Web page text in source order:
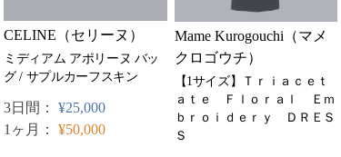
CELINE（セリーヌ）
ミディアム アポリーヌ バッ
グ / サプルカーフスキン
3日間： ¥25,000
1ヶ月： ¥50,000
Mame Kurogouchi（マメ
クロゴウチ）
【1サイズ】Ｔｒｉａｃｅｔ
ａｔｅ Ｆｌｏｒａｌ Ｅｍ
ｂｒｏｉｄｅｒｙ ＤＲＥＳ
Ｓ